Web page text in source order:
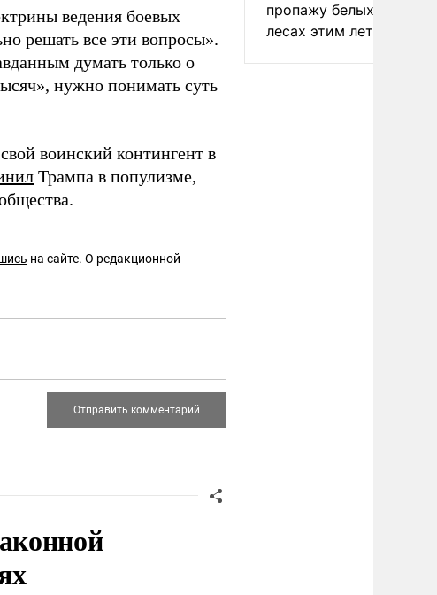
ведения боевых
решать все эти вопросы».
думать только о
нужно понимать суть
воинский контингент в
Трампа в популизме,
на сайте. О редакционной
пропажу белых грибов
лесах этим летом